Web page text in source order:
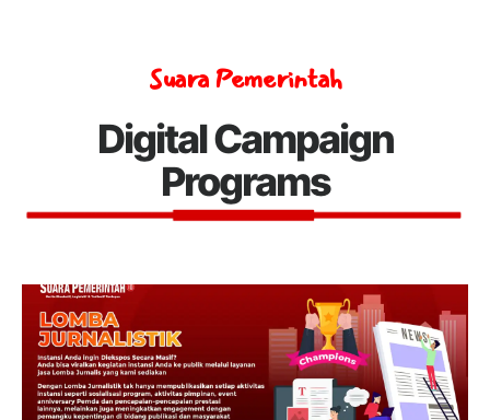
Suara Pemerintah
Digital Campaign
Programs